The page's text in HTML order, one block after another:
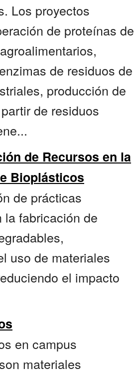
Los proyectos
de proteínas de
de residuos de
producción de
de residuos
de Recursos en la
Bioplásticos
de prácticas
la fabricación de
uso de materiales
el impacto
en campus
materiales